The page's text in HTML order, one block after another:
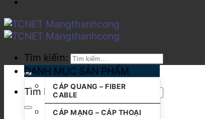
Tìm kiếm:
Tìm kiếm:
DANH MỤC SẢN PHẨM
CÁP QUANG – FIBER
CABLE
CÁP MẠNG – CÁP THOẠI